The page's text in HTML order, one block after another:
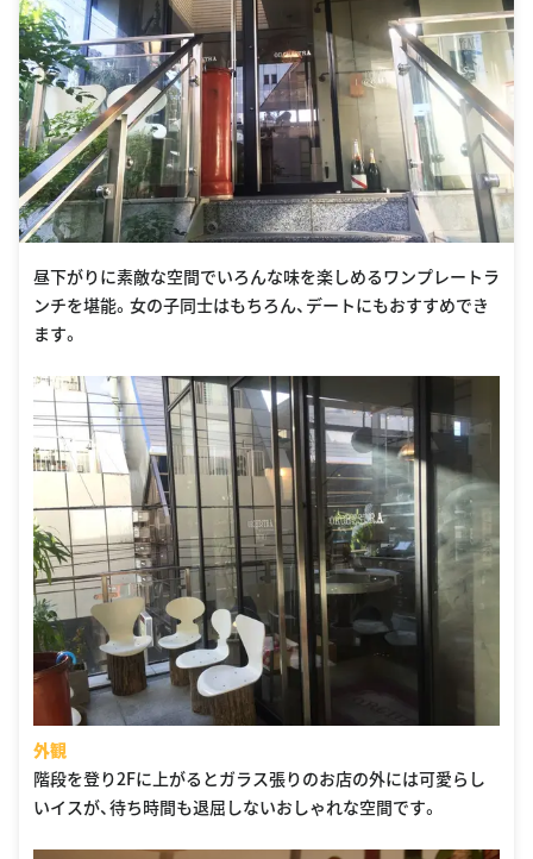
昼下がりに素敵な空間でいろんな味を楽しめるワンプレートラ
ンチを堪能。女の子同士はもちろん、デートにもおすすめでき
ます。
外観
階段を登り2Fに上がるとガラス張りのお店の外には可愛らし
いイスが、待ち時間も退屈しないおしゃれな空間です。